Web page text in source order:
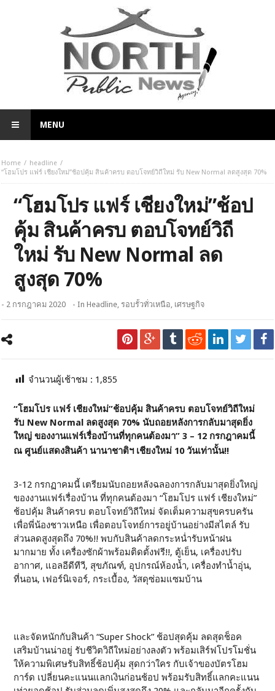
MENU
Home
headline
“โฮมโปร แฟร์ เชียงใหม่”ช้อปคุ้ม สินค้าครบ ตอบโจทย์วิถีใหม่ รับ New Normal ลดสูงสุด 70%
“โฮมโปร แฟร์ เชียงใหม่”ช้อป
คุ้ม สินค้าครบ ตอบโจทย์วิถี
ใหม่ รับ New Normal ลด
สูงสุด 70%
- 2 กรกฎาคม 2020 - InHeadline, รอบรั้วทั่วเหนือ, เศรษฐกิจ
จำนวนผู้เช้าชม : 1,855
“โฮมโปร แฟร์ เชียงใหม่”ช้อปคุ้ม สินค้าครบ ตอบโจทย์วิถีใหม่
รับ New Normal ลดสูงสุด 70% นับถอยหลังการกลับมาสุดยิ่ง
ใหญ่ ของงานแฟร์เรื่องบ้านที่ทุกคนต้องมา” 3 – 12 กรกฎาคมนี้
ณ ศูนย์แสดงสินค้า นานาชาติฯ เชียงใหม่ 10 วันเท่านั้น!!
3-12 กรกฏาคมนี้ เตรียมนับถอยหลังฉลองการกลับมาสุดยิ่งใหญ่
ของงานแฟร์เรื่องบ้าน ที่ทุกคนต้องมา “โฮมโปร แฟร์ เชียงใหม่”
ช้อปคุ้ม สินค้าครบ ตอบโจทย์วิถีใหม่ จัดเต็มความสุขครบครัน
เพื่อพี่น้องชาวเหนือ เพื่อตอบโจทย์การอยู่บ้านอย่างมีสไตล์ รับ
ส่วนลดสูงสุดถึง 70%!! พบกับสินค้าลดกระหน่ำรับหน้าฝน
มากมาย ทั้ง เครื่องซักผ้าพร้อมติดตั้งฟรี!!, ตู้เย็น, เครื่องปรับ
อากาศ, แอลอีดีทีวี, สุขภัณฑ์, อุปกรณ์ห้องน้ำ, เครื่องทำน้ำอุ่น,
ที่นอน, เฟอร์นิเจอร์, กระเบื้อง, วัสดุซ่อมแซมบ้าน
และจัดหนักกับสินค้า “Super Shock” ช้อปสุดคุ้ม ลดสุดช็อค
เสริมบ้านน่าอยู่ รับชีวิตวิถีใหม่อย่างลงตัว พร้อมเสิร์ฟโปรโมชั่น
ให้ความพิเศษรับสิทธิ์ช้อปคุ้ม สุดกว่าใคร กับเจ้าของบัตรโฮม
การ์ด เปลี่ยนคะแนนแลกเงินก่อนช้อป พร้อมรับสิทธิ์แลกคะแนน